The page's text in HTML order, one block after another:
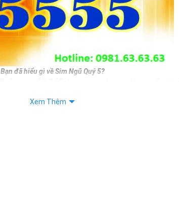
Bạn đã hiểu gì về Sim Ngũ Quý 5?
Xem Thêm